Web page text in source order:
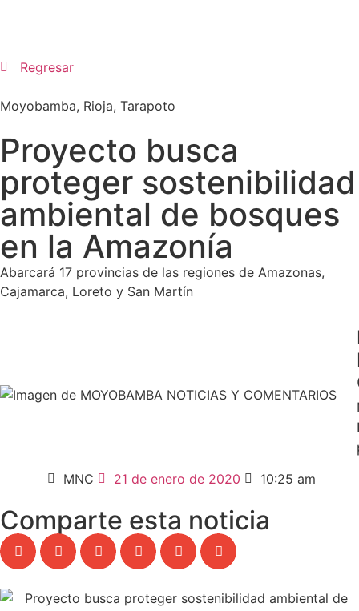
Regresar
Moyobamba, Rioja, Tarapoto
Proyecto busca
proteger sostenibilidad
ambiental de bosques
en la Amazonía
Abarcará 17 provincias de las regiones de Amazonas,
Cajamarca, Loreto y San Martín
MNC
21 de enero de 2020 10:25 am
Comparte esta noticia